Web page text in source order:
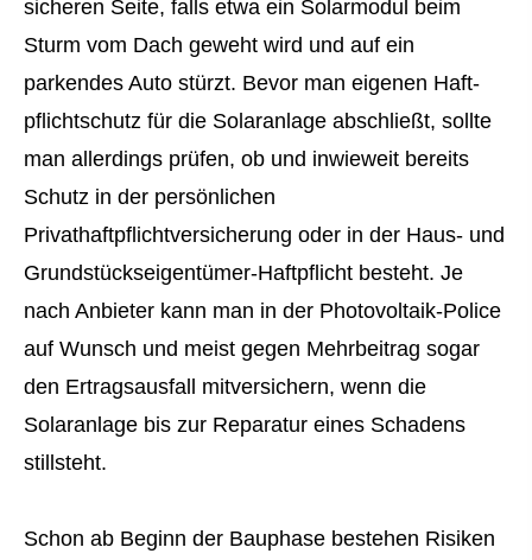
sicheren Seite, falls etwa ein Solarmodul beim
Sturm vom Dach geweht wird und auf ein
parkendes Auto stürzt. Bevor man eigenen Haft­
pflichtschutz für die Solaranlage abschließt, sollte
man allerdings prüfen, ob und inwieweit bereits
Schutz in der persönlichen
Privathaftpflichtversicherung oder in der Haus- und
Grundstückseigentümer-Haft­pflicht besteht. Je
nach Anbieter kann man in der Photovoltaik-Police
auf Wunsch und meist gegen Mehrbeitrag sogar
den Ertragsausfall mitver­sichern, wenn die
Solaranlage bis zur Reparatur eines Schadens
stillsteht.
Schon ab Beginn der Bauphase bestehen Risiken